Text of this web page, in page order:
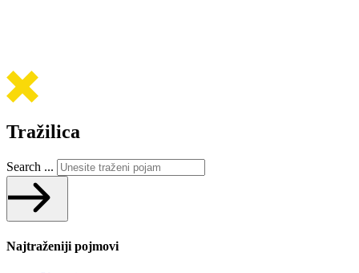
Tražilica
Search ...
Najtraženiji pojmovi